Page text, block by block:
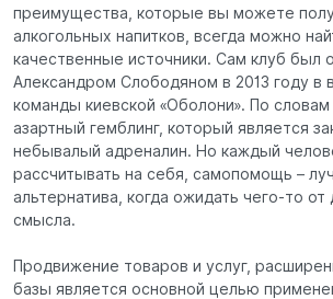
преимущества, которые вы можете
алкогольных напитков, всегда можно
качественные источники. Сам клуб был
Александром Слободяном в 2013 году в
команды киевской «Оболони». По словам
азартный гемблинг, который является
небывалый адреналин. Но каждый
рассчитывать на себя, самопомощь –
альтернатива, когда ожидать чего-то от
смысла.
Продвижение товаров и услуг,
базы является основной целью